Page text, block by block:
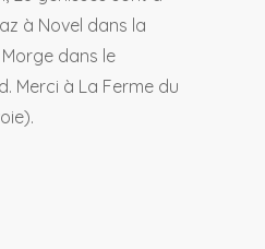
à Novel dans la
dans le
Merci à La Ferme du